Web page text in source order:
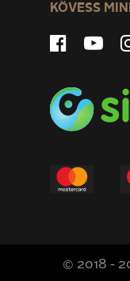
KÖVESS
© 2018 -